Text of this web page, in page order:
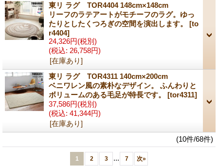
東リ ラグ TOR4404 148cm×148cm
リーフのラテアートがモチーフのラグ。ゆっ
たりとしたくつろぎの空間を演出します。 [to
r4404]
24,326円(税別)
(税込: 26,758円)
[在庫あり]
東リ ラグ TOR4311 140cm×200cm
ベニワレン風の素朴なデザイン。 ふんわりと
ボリュームのある毛足が特長です。 [tor4311]
37,586円(税別)
(税込: 41,344円)
[在庫あり]
(10件/68件)
1 2 3 ... 7 次»